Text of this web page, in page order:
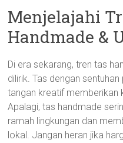
Menjelajahi
Handmade &
Di era sekarang, tren tas
dilirik. Tas dengan
tangan kreatif memberikan
Apalagi, tas handmade
ramah lingkungan dan
lokal. Jangan heran jika